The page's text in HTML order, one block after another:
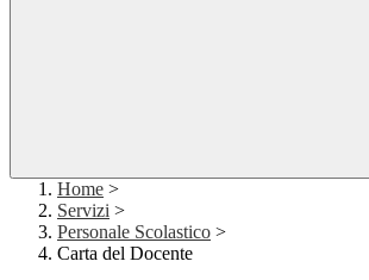
Home >
Servizi >
Personale Scolastico >
Carta del Docente